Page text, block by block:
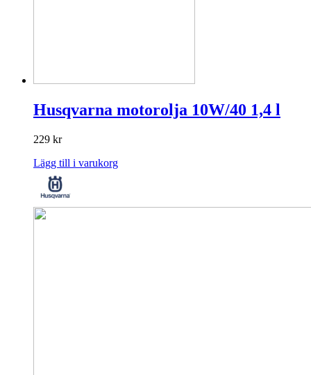
Husqvarna motorolja 10W/40 1,4 l
229 kr
Lägg till i varukorg